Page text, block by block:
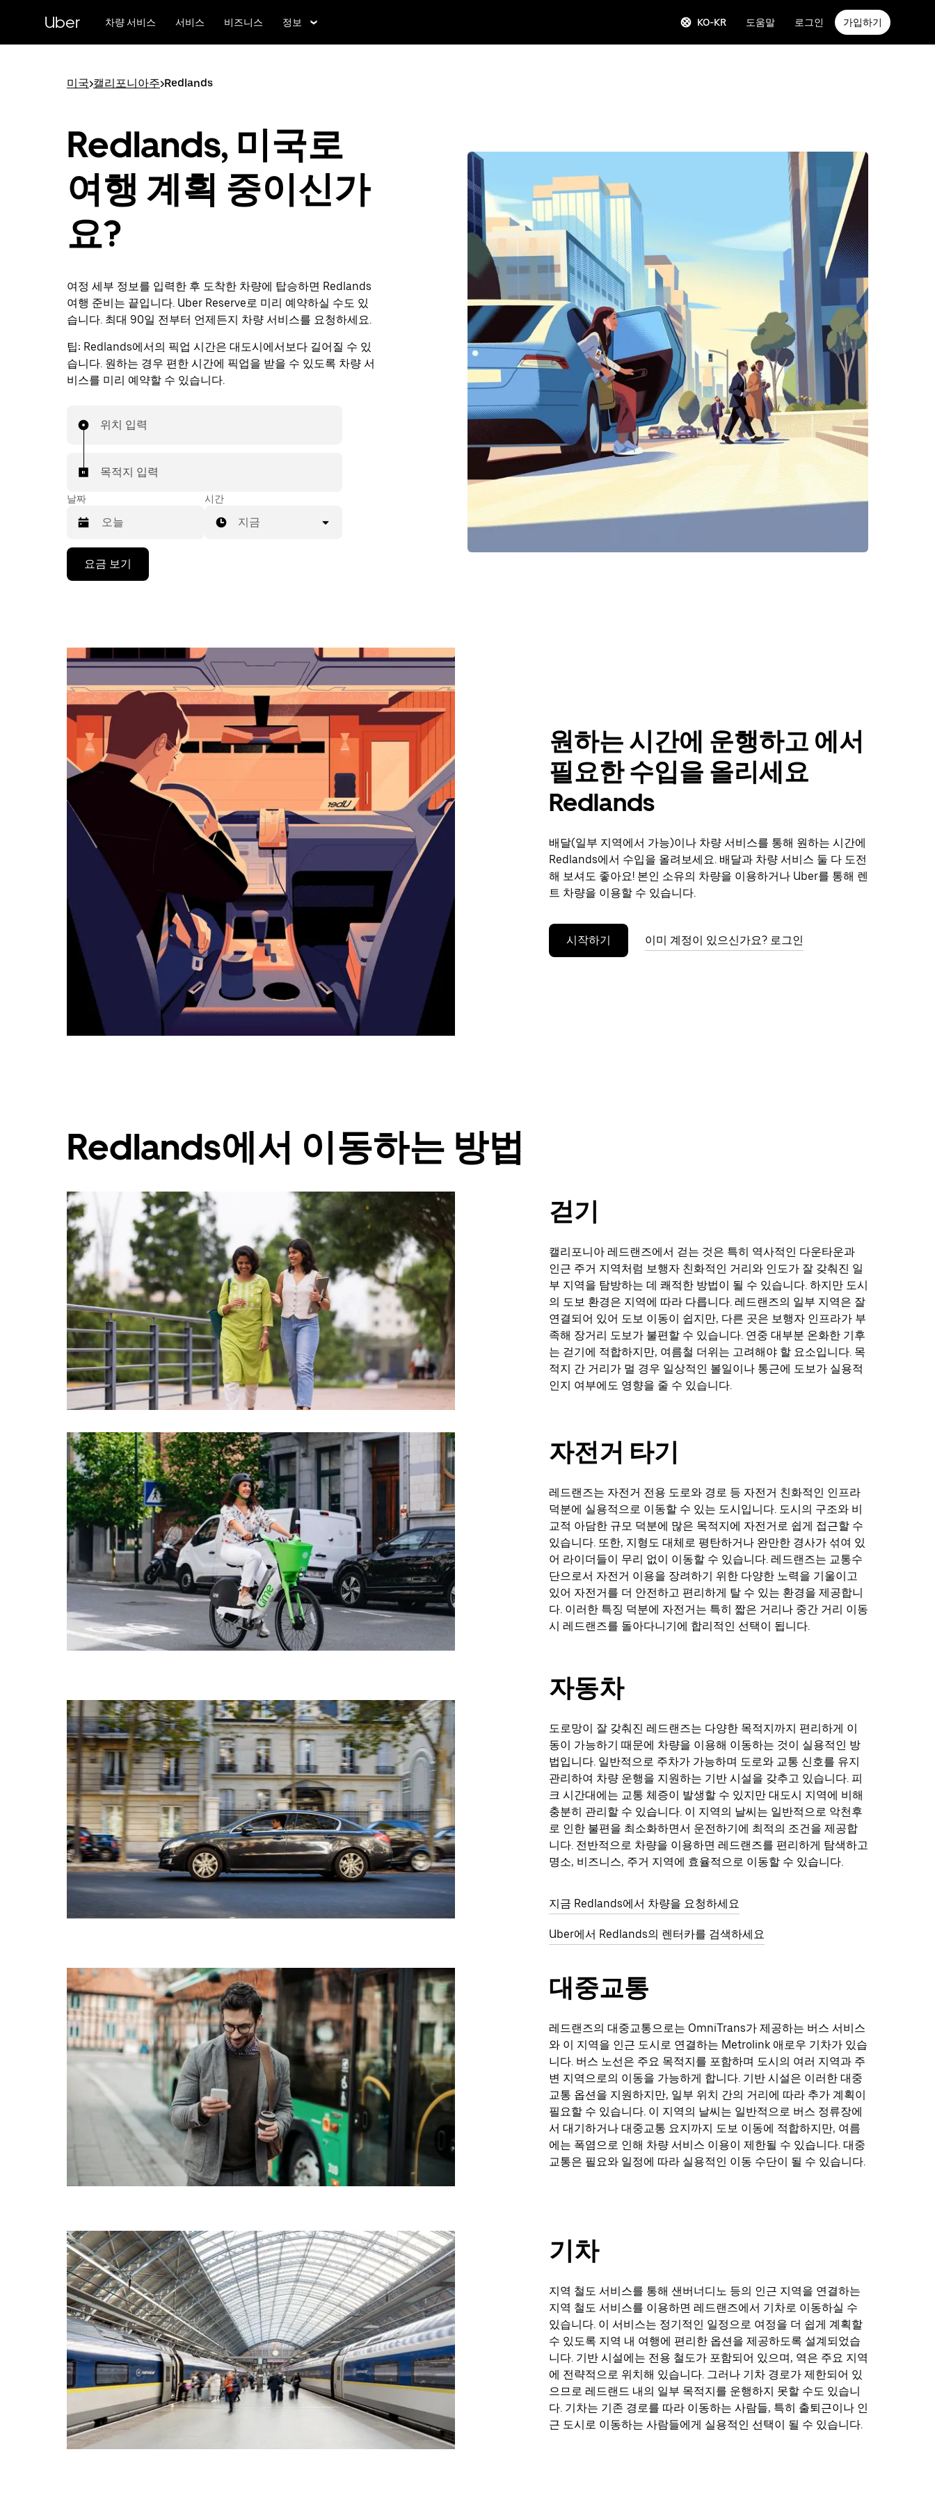
Uber 차량 서비스 서비스 비즈니스 정보 KO-KR 도움말 로그인 가입하기
미국>캘리포니아주>Redlands
Redlands, 미국로
여행 계획 중이신가
요?
여정 세부 정보를 입력한 후 도착한 차량에 탑승하면 Redlands
여행 준비는 끝입니다. Uber Reserve로 미리 예약하실 수도 있
습니다. 최대 90일 전부터 언제든지 차량 서비스를 요청하세요.
팁: Redlands에서의 픽업 시간은 대도시에서보다 길어질 수 있
습니다. 원하는 경우 편한 시간에 픽업을 받을 수 있도록 차량 서
비스를 미리 예약할 수 있습니다.
위치 입력
목적지 입력
날짜
려
아
래
화
키
를
러
날
세
요.
캘
면
요.
시간
지금
요금 보기
원하는 시간에 운행하고 에서
필요한 수입을 올리세요
Redlands
배달(일부 지역에서 가능)이나 차량 서비스를 통해 원하는 시간에
Redlands에서 수입을 올려보세요. 배달과 차량 서비스 둘 다 도전
해 보셔도 좋아요! 본인 소유의 차량을 이용하거나 Uber를 통해 렌
트 차량을 이용할 수 있습니다.
시작하기 이미 계정이 있으신가요? 로그인
Redlands에서 이동하는 방법
걷기
캘리포니아 레드랜즈에서 걷는 것은 특히 역사적인 다운타운과
인근 주거 지역처럼 보행자 친화적인 거리와 인도가 잘 갖춰진 일
부 지역을 탐방하는 데 쾌적한 방법이 될 수 있습니다. 하지만 도시
의 도보 환경은 지역에 따라 다릅니다. 레드랜즈의 일부 지역은 잘
연결되어 있어 도보 이동이 쉽지만, 다른 곳은 보행자 인프라가 부
족해 장거리 도보가 불편할 수 있습니다. 연중 대부분 온화한 기후
는 걷기에 적합하지만, 여름철 더위는 고려해야 할 요소입니다. 목
적지 간 거리가 멀 경우 일상적인 볼일이나 통근에 도보가 실용적
인지 여부에도 영향을 줄 수 있습니다.
자전거 타기
레드랜즈는 자전거 전용 도로와 경로 등 자전거 친화적인 인프라
덕분에 실용적으로 이동할 수 있는 도시입니다. 도시의 구조와 비
교적 아담한 규모 덕분에 많은 목적지에 자전거로 쉽게 접근할 수
있습니다. 또한, 지형도 대체로 평탄하거나 완만한 경사가 섞여 있
어 라이더들이 무리 없이 이동할 수 있습니다. 레드랜즈는 교통수
단으로서 자전거 이용을 장려하기 위한 다양한 노력을 기울이고
있어 자전거를 더 안전하고 편리하게 탈 수 있는 환경을 제공합니
다. 이러한 특징 덕분에 자전거는 특히 짧은 거리나 중간 거리 이동
시 레드랜즈를 돌아다니기에 합리적인 선택이 됩니다.
자동차
도로망이 잘 갖춰진 레드랜즈는 다양한 목적지까지 편리하게 이
동이 가능하기 때문에 차량을 이용해 이동하는 것이 실용적인 방
법입니다. 일반적으로 주차가 가능하며 도로와 교통 신호를 유지
관리하여 차량 운행을 지원하는 기반 시설을 갖추고 있습니다. 피
크 시간대에는 교통 체증이 발생할 수 있지만 대도시 지역에 비해
충분히 관리할 수 있습니다. 이 지역의 날씨는 일반적으로 악천후
로 인한 불편을 최소화하면서 운전하기에 최적의 조건을 제공합
니다. 전반적으로 차량을 이용하면 레드랜즈를 편리하게 탐색하고
명소, 비즈니스, 주거 지역에 효율적으로 이동할 수 있습니다.
지금 Redlands에서 차량을 요청하세요
Uber에서 Redlands의 렌터카를 검색하세요
대중교통
레드랜즈의 대중교통으로는 OmniTrans가 제공하는 버스 서비스
와 이 지역을 인근 도시로 연결하는 Metrolink 애로우 기차가 있습
니다. 버스 노선은 주요 목적지를 포함하며 도시의 여러 지역과 주
변 지역으로의 이동을 가능하게 합니다. 기반 시설은 이러한 대중
교통 옵션을 지원하지만, 일부 위치 간의 거리에 따라 추가 계획이
필요할 수 있습니다. 이 지역의 날씨는 일반적으로 버스 정류장에
서 대기하거나 대중교통 요지까지 도보 이동에 적합하지만, 여름
에는 폭염으로 인해 차량 서비스 이용이 제한될 수 있습니다. 대중
교통은 필요와 일정에 따라 실용적인 이동 수단이 될 수 있습니다.
기차
지역 철도 서비스를 통해 샌버너디노 등의 인근 지역을 연결하는
지역 철도 서비스를 이용하면 레드랜즈에서 기차로 이동하실 수
있습니다. 이 서비스는 정기적인 일정으로 여정을 더 쉽게 계획할
수 있도록 지역 내 여행에 편리한 옵션을 제공하도록 설계되었습
니다. 기반 시설에는 전용 철도가 포함되어 있으며, 역은 주요 지역
에 전략적으로 위치해 있습니다. 그러나 기차 경로가 제한되어 있
으므로 레드랜드 내의 일부 목적지를 운행하지 못할 수도 있습니
다. 기차는 기존 경로를 따라 이동하는 사람들, 특히 출퇴근이나 인
근 도시로 이동하는 사람들에게 실용적인 선택이 될 수 있습니다.